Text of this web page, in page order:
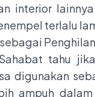
interior
terlalu
tahu
digunakan
ampuh dalam